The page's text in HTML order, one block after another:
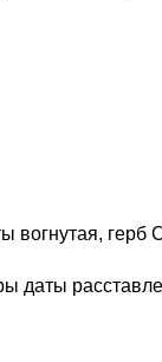
вогнутая,
даты